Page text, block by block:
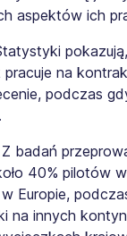
aspektów ich
na
podczas
Z badań
40% pilotów
Europie,
na innych